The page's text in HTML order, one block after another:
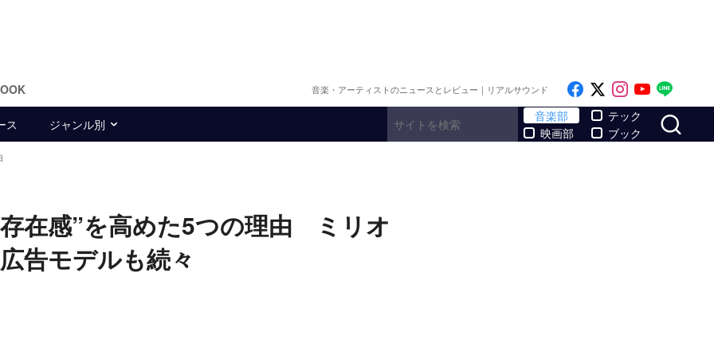
音楽・アーティストのニュースとレビュー｜リアルサウンド Like on Facebook
Follow on x
Follow on
Follow
ス ジャンル別
音楽部
映画部
テック
ブック
在感”を高めた5つの理由 ミリオ
告モデルも続々